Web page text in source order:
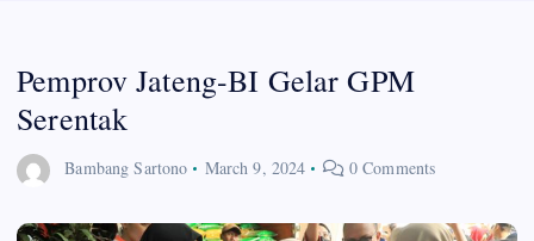
Pemprov Jateng-BI Gelar GPM
Serentak
Bambang Sartono March 9, 2024 0 Comments